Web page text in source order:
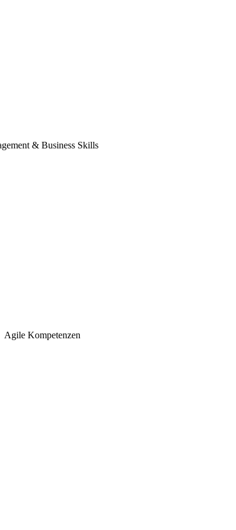
& Business Skills
Agile Kompetenzen